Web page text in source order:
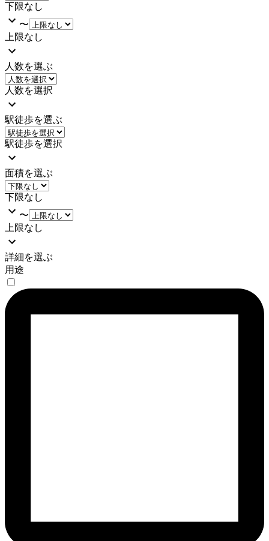
下限なし
〜
上限なし
人数を選ぶ
人数を選択
駅徒歩を選ぶ
駅徒歩を選択
面積を選ぶ
下限なし
〜
上限なし
詳細を選ぶ
用途